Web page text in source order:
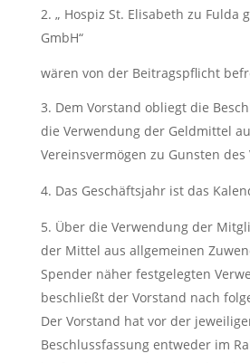
„ Hospiz St. Elisabeth zu Fulda
GmbH“
wären von der Beitragspflicht
Dem Vorstand obliegt die
die Verwendung der Geldmittel
Vereinsvermögen zu Gunsten des
Das Geschäftsjahr ist das
Über die Verwendung der
der Mittel aus allgemeinen
Spender näher festgelegten
beschließt der Vorstand nach
Der Vorstand hat vor der
Beschlussfassung entweder im